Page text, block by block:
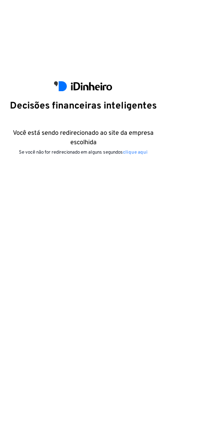
Decisões financeiras inteligentes
Você está sendo redirecionado ao site da empresa
escolhida
Se você não for redirecionado em alguns segundosclique aqui